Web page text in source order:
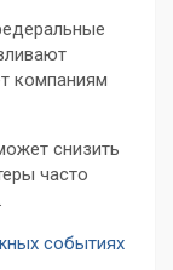
компаниям
снизить
часто
событиях